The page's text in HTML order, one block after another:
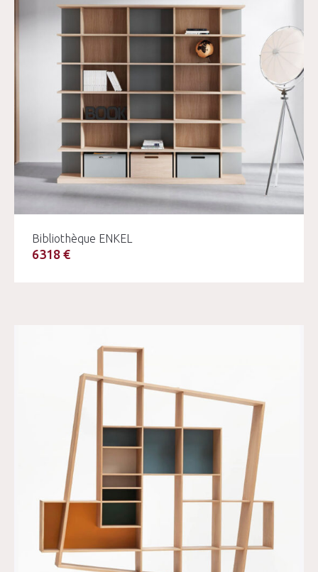
Bibliothèque ENKEL
6318 €